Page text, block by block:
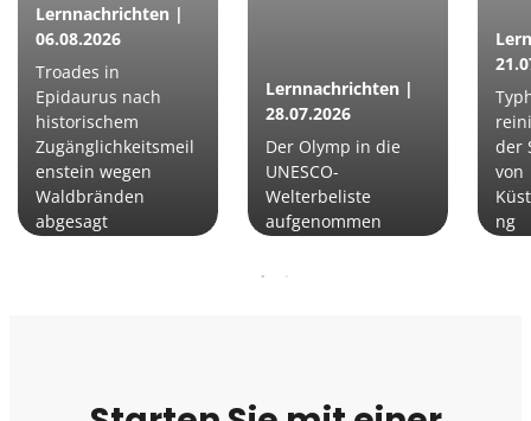
Lernnachrichten |
06.08.2026
Troades in
Epidaurus nach
historischem
Zugänglichkeitsmeil
enstein wegen
Waldbränden
abgesagt
Lernnachrichten |
28.07.2026
Der Olymp in die
UNESCO-
Welterbeliste
aufgenommen
der
von
ng